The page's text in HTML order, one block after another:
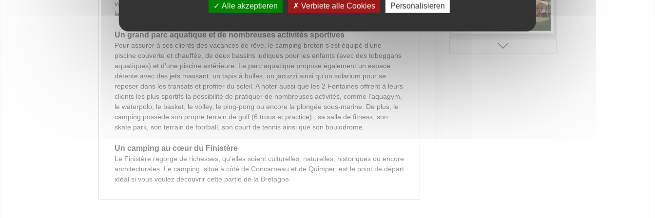
vacances en couple, en famille ou entre amis, ou si vous avez envie d’un confort «comme à
la maison», les 2 Fontaines dispose de l’hébergement qu’il vous faut !
Un grand parc aquatique et de nombreuses activités sportives
Pour assurer à ses clients des vacances de rêve, le camping breton s’est équipé d’une
piscine couverte et chauffée, de deux bassins ludiques pour les enfants (avec des toboggans
aquatiques) et d’une piscine extérieure. Le parc aquatique propose également un espace
détente avec des jets massant, un tapis à bulles, un jacuzzi ainsi qu’un solarium pour se
reposer dans les transats et profiter du soleil. A noter aussi que les 2 Fontaines offrent à leurs
clients les plus sportifs la possibilité de pratiquer de nombreuses activités, comme l’aquagym,
le waterpolo, le basket, le volley, le ping-pong ou encore la plongée sous-marine. De plus, le
camping possède son propre terrain de golf (6 trous et practice) , sa salle de fitness, son
skate park, son terrain de football, son court de tennis ainsi que son boulodrome.
Un camping au cœur du Finistère
Le Finistère regorge de richesses, qu’elles soient culturelles, naturelles, historiques ou encore
architecturales. Le camping, situé à côté de Concarneau et de Quimper, est le point de départ
idéal si vous voulez découvrir cette partie de la Bretagne.
Kinderclub
Alle akzeptieren Verbiete alle Cookies Personalisieren